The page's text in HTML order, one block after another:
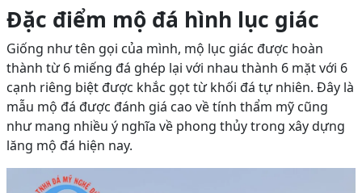
Đặc điểm mộ đá hình lục giác
Giống như tên gọi của mình, mộ lục giác được hoàn
thành từ 6 miếng đá ghép lại với nhau thành 6 mặt với 6
cạnh riêng biệt được khắc gọt từ khối đá tự nhiên. Đây là
mẫu mộ đá được đánh giá cao về tính thẩm mỹ cũng
như mang nhiều ý nghĩa về phong thủy trong xây dựng
lăng mộ đá hiện nay.